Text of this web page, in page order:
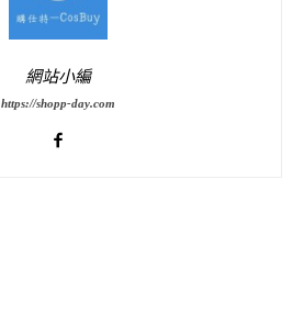
網站小編
https://shopp-day.com